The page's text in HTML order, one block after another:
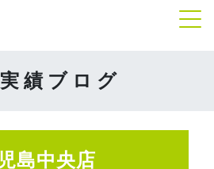
績ブログ
島中央店